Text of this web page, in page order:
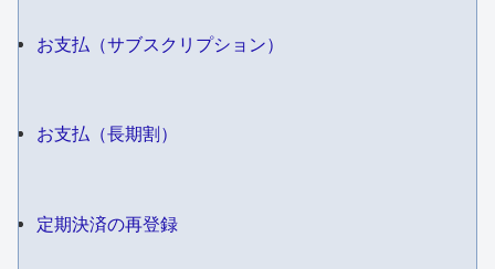
お支払（サブスクリプション）
お支払（長期割）
定期決済の再登録